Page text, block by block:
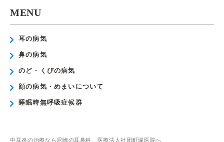
MENU
耳の病気
鼻の病気
のど・くびの病気
顔の病気・めまいについて
睡眠時無呼吸症候群
中耳炎の治療なら尼崎の耳鼻科、医療法人社団町塚医院へ